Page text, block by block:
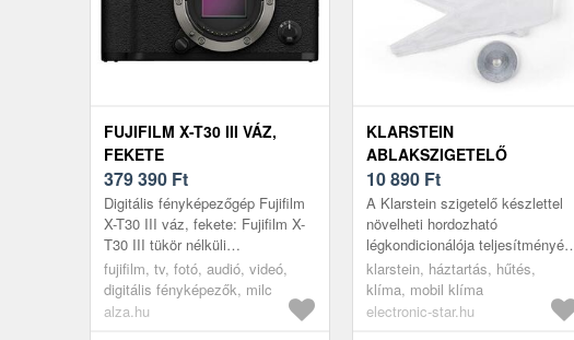
FUJIFILM X-T30 III VÁZ,
FEKETE
379 390 Ft
Digitális fényképezőgép Fujifilm
X-T30 III váz, fekete: Fujifilm X-
T30 III tükör nélküli
fényképezőgépA te történeted
most kezdődikA Fujifilm X-T30...
fujifilm, tv, fotó, audió, videó,
digitális fényképezők, milc
alza.hu
KLARSTEIN
ABLAKSZIGETELŐ
KÉSZLET, 3, 9 M,
CIPZÁRRAL RÖGZÍTHETŐ,
RÖGZÍTŐ SZALAG, FEHÉR
10 890 Ft
A Klarstein szigetelő készlettel
növelheti hordozható
légkondicionálója teljesítményét.
Az innovatív textilfólia
megakadályozza a meleg levegő
beha...
klarstein, háztartás, hűtés,
klíma, mobil klíma
electronic-star.hu